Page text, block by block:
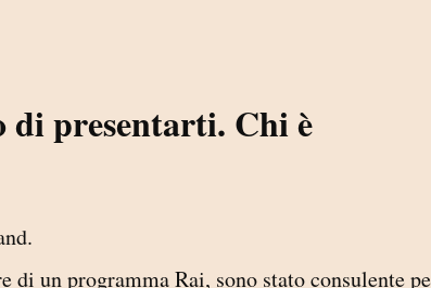
presentarti. Chi è
di un programma Rai, sono stato consulente